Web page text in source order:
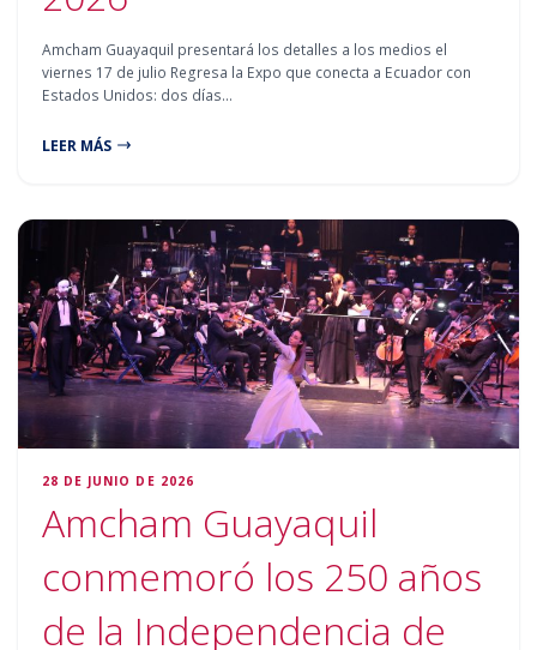
Amcham Guayaquil presentará los detalles a los medios el
viernes 17 de julio Regresa la Expo que conecta a Ecuador con
Estados Unidos: dos días…
LEER MÁS
28 DE JUNIO DE 2026
Amcham Guayaquil
conmemoró los 250 años
de la Independencia de